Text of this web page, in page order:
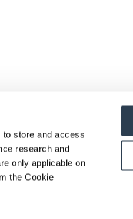
to store and access
research and
only applicable on
the Cookie